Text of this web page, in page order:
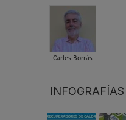
Carles Borrás
INFOGRAFÍAS